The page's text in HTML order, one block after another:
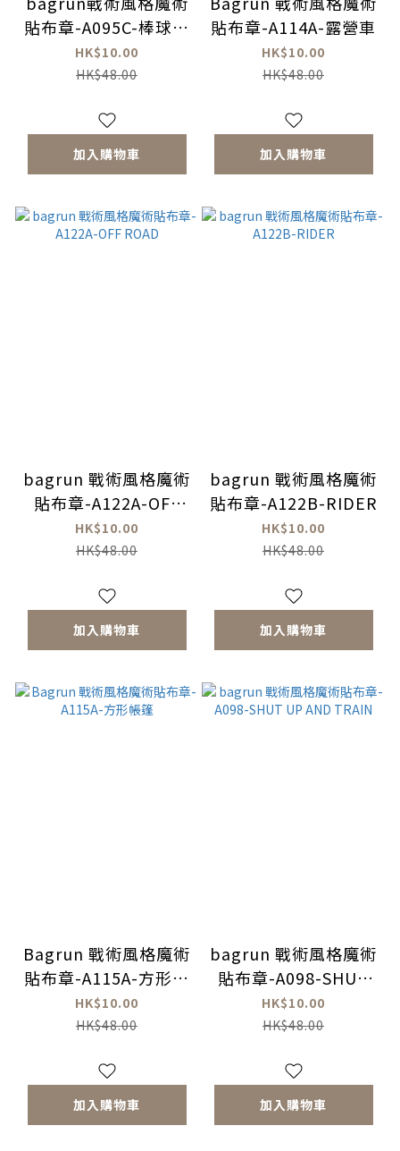
貼布章-A095C-棒球手
套
HK$10.00
HK$48.00
加入購物車
貼布章-A114A-露營車
HK$10.00
HK$48.00
加入購物車
bagrun 戰術風格魔術
貼布章-A122A-OFF
ROAD
HK$10.00
HK$48.00
加入購物車
bagrun 戰術風格魔術
貼布章-A122B-RIDER
HK$10.00
HK$48.00
加入購物車
Bagrun 戰術風格魔術
貼布章-A115A-方形帳
篷
HK$10.00
HK$48.00
加入購物車
bagrun 戰術風格魔術
貼布章-A098-SHUT
UP AND TRAIN
HK$10.00
HK$48.00
加入購物車